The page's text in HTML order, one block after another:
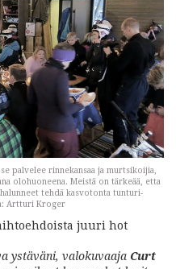
palvelee rinnekansaa ja murtsikoijia,
olohuoneena. Meistä on tärkeää, etta
tehdä kasvotonta tunturi-
Artturi Kroger
juuri hot
ystäväni, valokuvaaja Curt